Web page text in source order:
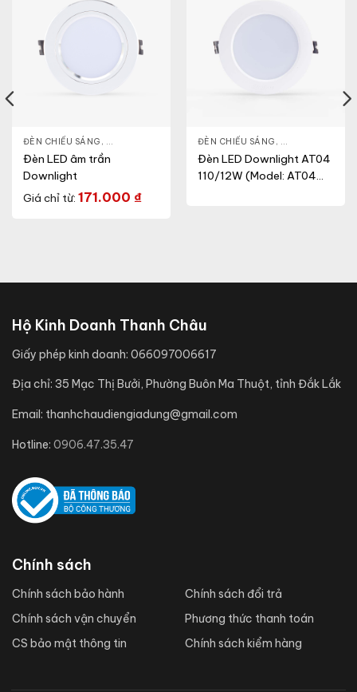
ĐÈN CHIẾU SÁNG , ĐÈN LED DOWNLIGHT,THIẾT BỊ CHIẾU SÁNG
Đèn LED âm trần
Downlight
Giá chỉ từ: 171.000 ₫
ĐÈN CHIẾU SÁNG , ĐÈN LED
Đèn LED Downlight AT04
110/12W (Model: AT04
,THIẾT BỊ CHIẾU SÁNG
Hộ Kinh Doanh Thanh Châu
Giấy phép kinh doanh: 066097006617
Địa chỉ: 35 Mạc Thị Bưởi, Phường Buôn Ma Thuột, tỉnh Đắk Lắk
Email: thanhchaudiengiadung@gmail.com
Hotline: 0906.47.35.47
Chính sách
Chính sách bảo hành
Chính sách vận chuyển
CS bảo mật thông tin
Chính sách đổi trả
Phương thức thanh toán
Chính sách kiểm hàng